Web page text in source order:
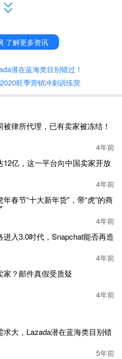
官方商城）
类中检索频次最高的是鞋类产
到了
650万次搜索量，优于
月度搜索量直指
600万次，关注
销售额占比为12%；箱包，占
是短袖和衬衣，占比5%。
的居家隔离让穿着的舒适性也
。
新冠疫情引发的社交隔离期间，
需求量相比以前增长了
尚买家的第三大来源，也是平
，
好， Fernando Yunes解释说：
遇。”
了解更多资讯
潜在蓝海类目别错过！
旺季营销冲刺训练营
被律所代理，已有卖家被冻结！
4年前
12亿，这一平台向中国卖家开放
4年前
春节“十大新年货”，带“虎”的商
4年前
进入3.0时代，Snapchat能否再造
4年前
家？邮件真假受质疑
4年前
求大，Lazada潜在蓝海类目别错
5年前